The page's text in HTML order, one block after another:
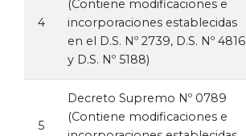
4
(Contiene modificaciones e
incorporaciones establecidas
en el D.S. Nº 2739, D.S. Nº 4816
y D.S. Nº 5188)
5
Decreto Supremo Nº 0789
(Contiene modificaciones e